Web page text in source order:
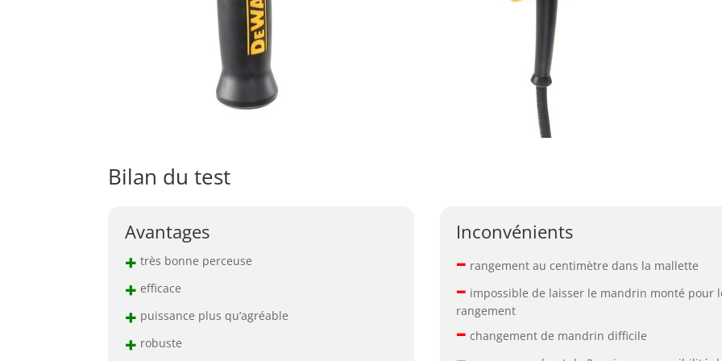
Bilan du test
Avantages
+ très bonne perceuse
+ efficace
+ puissance plus qu’agréable
+ robuste
Inconvénients
– rangement au centimètre dans la mallette
– impossible de laisser le mandrin monté pour
rangement
– changement de mandrin difficile